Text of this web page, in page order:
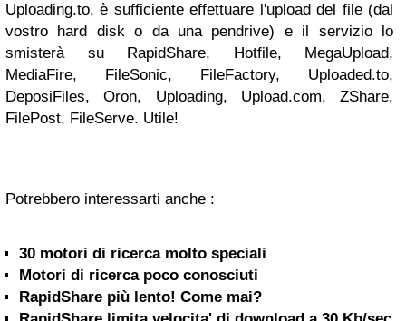
Uploading.to, è sufficiente effettuare l'upload del file (dal
vostro hard disk o da una pendrive) e il servizio lo
smisterà su RapidShare, Hotfile, MegaUpload,
MediaFire, FileSonic, FileFactory, Uploaded.to,
DeposiFiles, Oron, Uploading, Upload.com, ZShare,
FilePost, FileServe. Utile!
Potrebbero interessarti anche :
30 motori di ricerca molto speciali
Motori di ricerca poco conosciuti
RapidShare più lento! Come mai?